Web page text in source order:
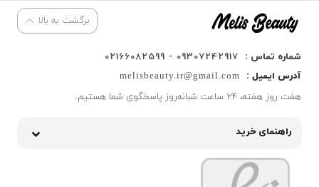
برگشت به بالا
شماره تماس :
09307242917 - 02166082599
آدرس ایمیل :
melisbeauty.ir@gmail.com
هفت روز هفته، ۲۴ ساعت شبانه‌روز پاسخگوی شما هستیم.
راهنمای خرید